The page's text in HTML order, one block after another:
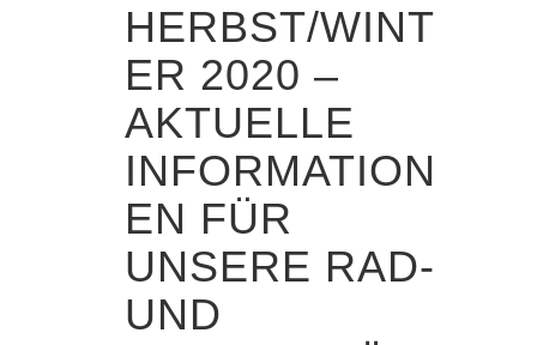
HERBST/WINT
ER 2020 –
AKTUELLE
INFORMATION
EN FÜR
UNSERE RAD-
UND